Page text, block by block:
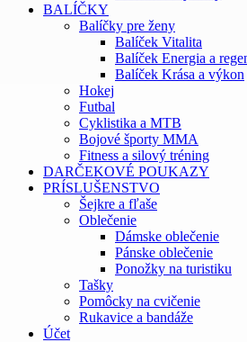
BALÍČKY
Balíčky pre ženy
Balíček Vitalita
Balíček Energia a
Balíček Krása a výkon
Hokej
Futbal
Cyklistika a MTB
Bojové športy MMA
Fitness a silový tréning
DARČEKOVÉ POUKAZY
PRÍSLUŠENSTVO
Šejkre a fľaše
Oblečenie
Dámske oblečenie
Pánske oblečenie
Ponožky na turistiku
Tašky
Pomôcky na cvičenie
Rukavice a bandáže
Účet